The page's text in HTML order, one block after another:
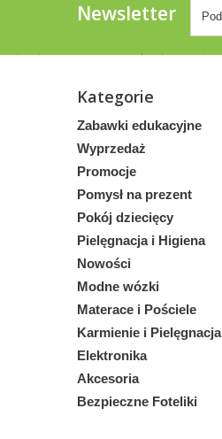
Newsletter
Kategorie
Zabawki edukacyjne
Wyprzedaż
Promocje
Pomysł na prezent
Pokój dziecięcy
Pielęgnacja i Higiena
Nowości
Modne wózki
Materace i Pościele
Karmienie i Pielęgnacja
Elektronika
Akcesoria
Bezpieczne Foteliki